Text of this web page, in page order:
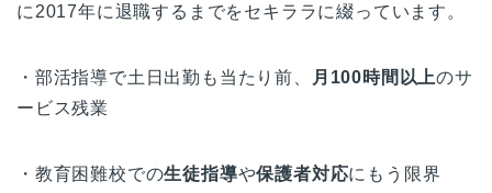
に2017年に退職するまでをセキララに綴っています。
・部活指導で土日出勤も当たり前、 月100時間以上のサ
ービス残業
・教育困難校での生徒指導や保護者対応にもう限界